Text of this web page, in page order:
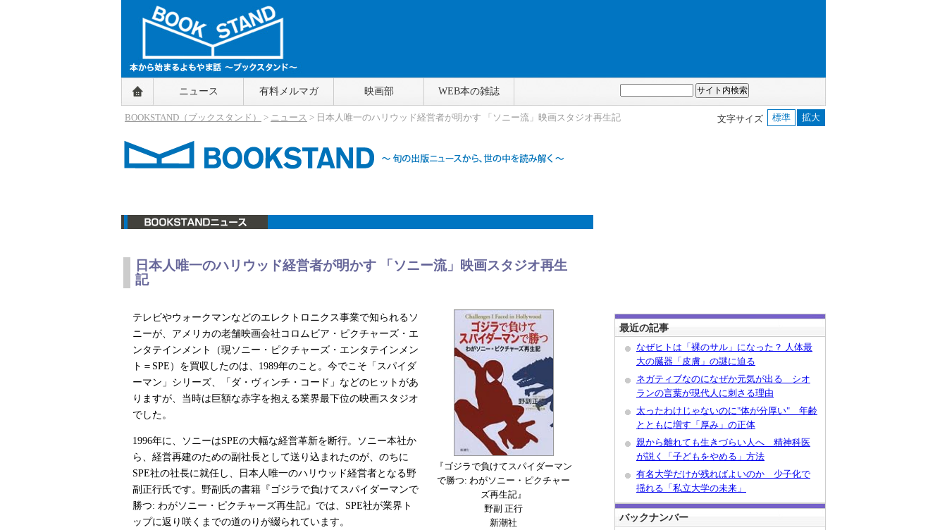
BOOKSTAND（ブックスタンド）
～本から始まるよもやま話～
BOOKSTAND（ブ
ニュース 有料メルマガ 映画部 WEB本の雑誌
文字サイズ 標準 拡大
BOOKSTAND（ブックスタンド） > ニュース > 日本人唯一のハリウッド経営者が明かす 「ソニー流」映画スタジオ再生記
日本人唯一のハリウッド経営者が明かす 「ソニー流」映画スタジオ再生
記
『ゴジラで負けてスパイダーマン
で勝つ: わがソニー・ピクチャー
ズ再生記』
野副 正行
新潮社
テレビやウォークマンなどのエレクトロニクス事業で知られるソ
ニーが、アメリカの老舗映画会社コロムビア・ピクチャーズ・エ
ンタテインメント（現ソニー・ピクチャーズ・エンタテインメン
ト＝SPE）を買収したのは、1989年のこと。今でこそ「スパイダ
ーマン」シリーズ、「ダ・ヴィンチ・コード」などのヒットがあ
りますが、当時は巨額な赤字を抱える業界最下位の映画スタジオ
でした。
1996年に、ソニーはSPEの大幅な経営革新を断行。ソニー本社か
ら、経営再建のための副社長として送り込まれたのが、のちに
SPE社の社長に就任し、日本人唯一のハリウッド経営者となる野
副正行氏です。野副氏の書籍『ゴジラで負けてスパイダーマンで
勝つ: わがソニー・ピクチャーズ再生記』では、SPE社が業界ト
ップに返り咲くまでの道のりが綴られています。
最近の記事
なぜヒトは「裸のサル」になった？ 人体最
大の臓器「皮膚」の謎に迫る
ネガティブなのになぜか元気が出る シオ
ランの言葉が現代人に刺さる理由
太ったわけじゃないのに"体が分厚い" 年齢
とともに増す「厚み」の正体
親から離れても生きづらい人へ 精神科医
が説く「子どもをやめる」方法
有名大学だけが残ればよいのか 少子化で
揺れる「私立大学の未来」
バックナンバー